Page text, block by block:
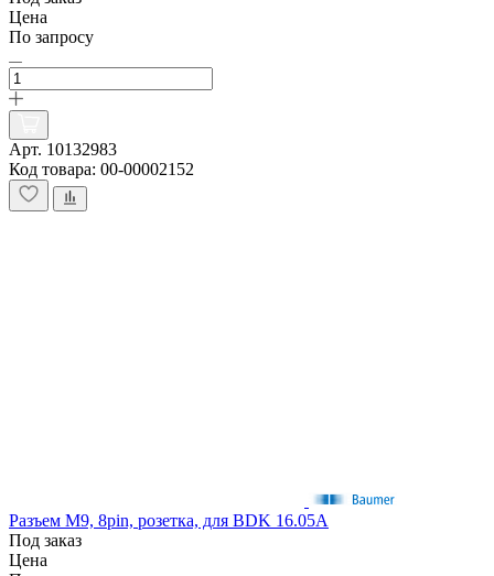
Цена
По запросу
Арт. 10132983
Код товара: 00-00002152
Разъем M9, 8pin, розетка, для BDK 16.05A
Под заказ
Цена